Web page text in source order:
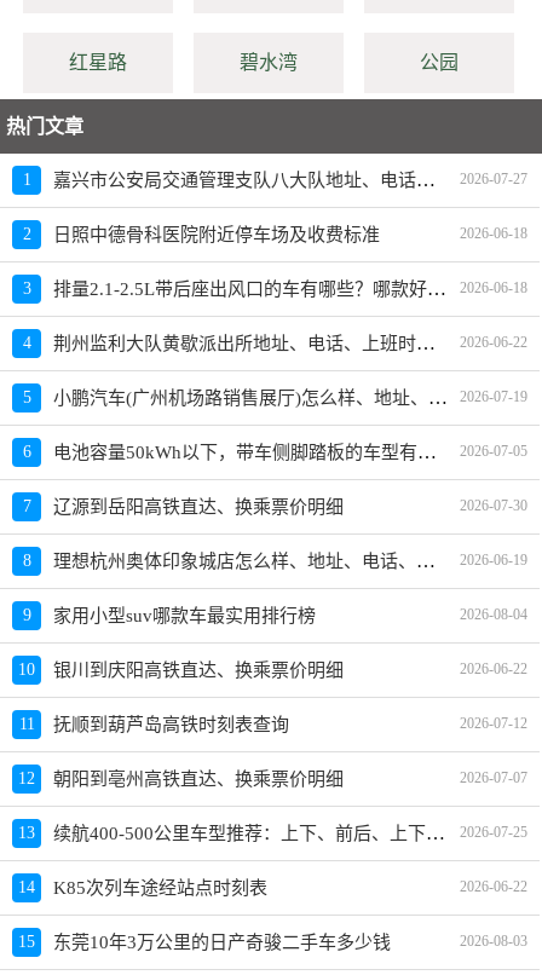
红星路 碧水湾 公园
热门文章
1 嘉兴市公安局交通管理支队八大队地址、电话、上班时间、能处理违章吗 2026-07-27
2 日照中德骨科医院附近停车场及收费标准 2026-06-18
3 排量2.1-2.5L带后座出风口的车有哪些？哪款好？价格多少 2026-06-18
4 荆州监利大队黄歇派出所地址、电话、上班时间、能处理违章吗 2026-06-22
5 小鹏汽车(广州机场路销售展厅)怎么样、地址、电话、上班时间查询 2026-07-19
6 电池容量50kWh以下，带车侧脚踏板的车型有哪些？哪款值得买？价格多少？ 2026-07-05
7 辽源到岳阳高铁直达、换乘票价明细 2026-07-30
8 理想杭州奥体印象城店怎么样、地址、电话、上班时间查询 2026-06-19
9 家用小型suv哪款车最实用排行榜 2026-08-04
10 银川到庆阳高铁直达、换乘票价明细 2026-06-22
11 抚顺到葫芦岛高铁时刻表查询 2026-07-12
12 朝阳到亳州高铁直达、换乘票价明细 2026-07-07
13 续航400-500公里车型推荐：上下、前后、上下+前后有哪些车？买哪款好？价格多少？ 2026-07-25
14 K85次列车途经站点时刻表 2026-06-22
15 东莞10年3万公里的日产奇骏二手车多少钱 2026-08-03